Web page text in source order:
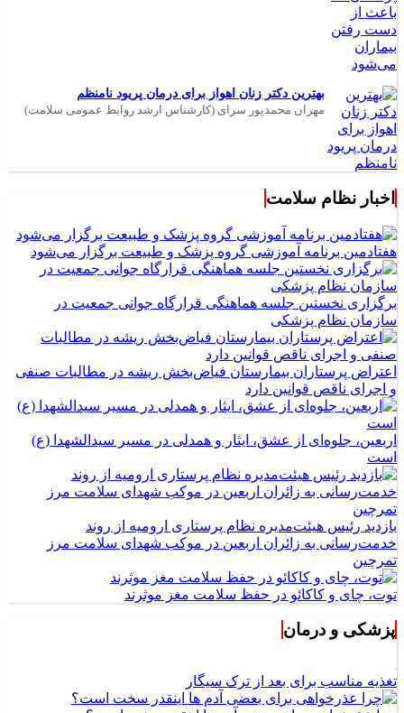
بهترین دکتر زنان اهواز برای درمان پریود نامنظم
مهران محمدپور سرای (کارشناس ارشد روابط عمومی سلامت)
اخبار نظام سلامت
هفتادمین برنامه آموزشی گروه پزشک و طبیعت برگزار می‌شود
برگزاری نخستین جلسه هماهنگی قرارگاه جوانی جمعیت در
سازمان نظام پزشکی
اعتراض پرستاران بیمارستان فیاض‌بخش ریشه در مطالبات صنفی
و اجرای ناقص قوانین دارد
اربعین، جلوه‌ای از عشق، ایثار و همدلی در مسیر سیدالشهدا (ع)
است
بازدید رئیس هیئت‌مدیره نظام پرستاری ارومیه از روند
خدمت‌رسانی به زائران اربعین در موکب شهدای سلامت مرز
تمرچین
توت، چای و کاکائو در حفظ سلامت مغز موثرند
پزشکی و درمان
تغذیه مناسب برای بعد از ترک سیگار